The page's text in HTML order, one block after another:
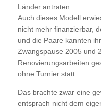
Länder antraten.
Auch dieses Modell
nicht mehr finanzierbar,
und die Paare kannten
Zwangspause 2005 und
Renovierungsarbeiten
ohne Turnier statt.
Das brachte zwar eine
entsprach nicht dem